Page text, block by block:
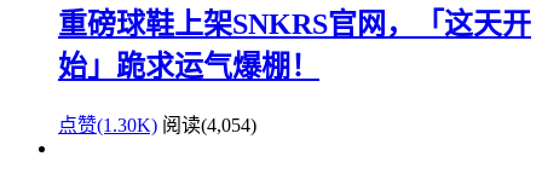
重磅球鞋上架SNKRS官网，「这天开
始」跪求运气爆棚！
点赞(1.30K) 阅读(4,054)